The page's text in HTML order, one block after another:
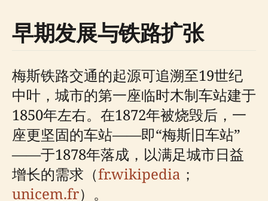
早期发展与铁路扩张
梅斯铁路交通的起源可追溯至19世纪
中叶，城市的第一座临时木制车站建于
1850年左右。在1872年被烧毁后，一
座更坚固的车站——即“梅斯旧车站”
——于1878年落成，以满足城市日益
增长的需求（fr.wikipedia ；
unicem.fr）。